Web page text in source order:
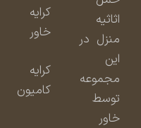
اثاثیه
منزل در
مجموعه
توسط
کامیون